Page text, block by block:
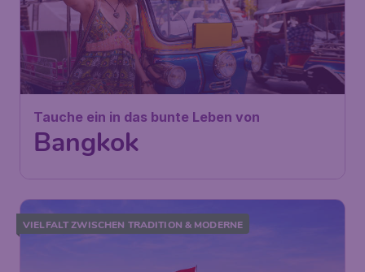
von
Bangkok
€
ab
Schwechat
Suvarnabhumi
Vor 1 Stunde gefunden
VIELFALT ZWISCHEN TRADITION & MODERNE